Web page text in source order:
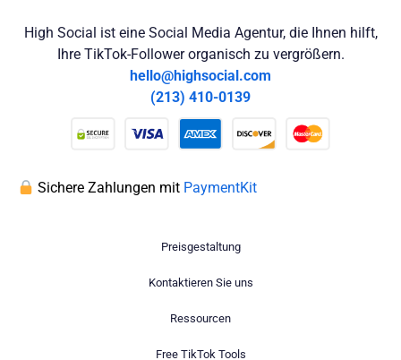
High Social ist eine Social Media Agentur, die Ihnen hilft,
Ihre TikTok-Follower organisch zu vergrößern.
hello@highsocial.com
(213) 410-0139
Sichere Zahlungen mit PaymentKit
Preisgestaltung
Kontaktieren Sie uns
Ressourcen
Free TikTok Tools